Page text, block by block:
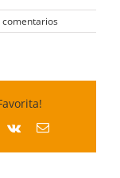
comentarios
Vk
Correo